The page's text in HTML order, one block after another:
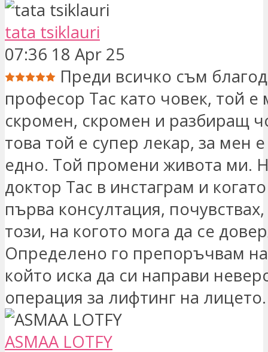
tata tsiklauri
07:36 18 Apr 25
Преди всичко съм
професор Тас като човек, той е
скромен, скромен и разбиращ
това той е супер лекар, за мен
едно. Той промени живота ми.
доктор Тас в инстаграм и
първа консултация,
този, на когото мога да се
Определено го препоръчвам
който иска да си направи
операция за лифтинг на лицето.
ASMAA LOTFY